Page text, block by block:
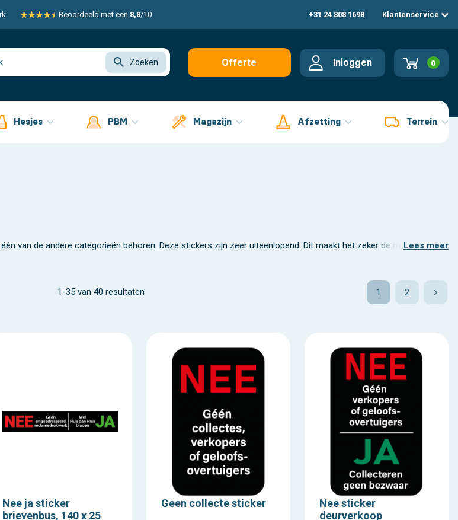
Beoordeeld met een 8,8/10 +31 24 808 1698 Klantenservice
Zoeken
Offerte
Inloggen 0
Hesjes PBM Magazijn Afzetting Terrein
van de andere categorieën behoren. Deze stickers zijn zeer uiteenlopend. Dit maakt het zeker de moeiteLees meer
1-35 van 40 resultaten 1 2
Nee ja sticker
brievenbus, 140 x 25
Geen collecte sticker
Nee sticker
deurverkoop